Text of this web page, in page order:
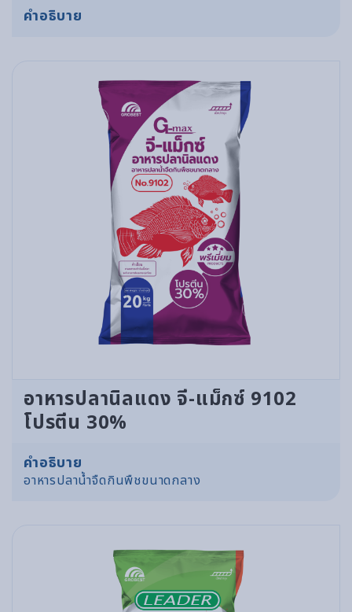
คำอธิบาย
อาหารปลานิลแดง จี-แม็กซ์ 9102
โปรตีน 30%
คำอธิบาย
อาหารปลาน้ำจืดกินพืชขนาดกลาง